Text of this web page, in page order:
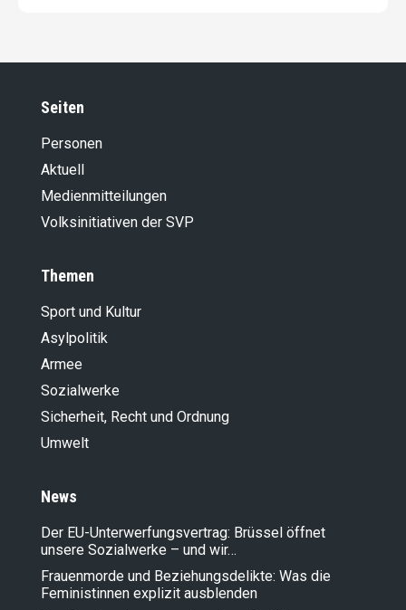
Seiten
Personen
Aktuell
Medienmitteilungen
Volksinitiativen der SVP
Themen
Sport und Kultur
Asylpolitik
Armee
Sozialwerke
Sicherheit, Recht und Ordnung
Umwelt
News
Der EU-Unterwerfungsvertrag: Brüssel öffnet
unsere Sozialwerke – und wir…
Frauenmorde und Beziehungsdelikte: Was die
Feministinnen explizit ausblenden